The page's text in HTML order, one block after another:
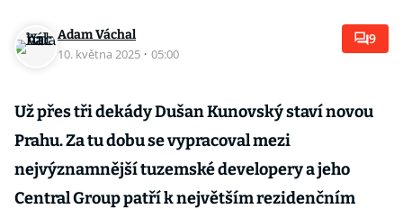
Adam Váchal
10. května 2025 · 05:00
9
Už přes tři dekády Dušan Kunovský staví novou
Prahu. Za tu dobu se vypracoval mezi
nejvýznamnější tuzemské developery a jeho
Central Group patří k největším rezidenčním